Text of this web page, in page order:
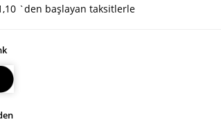
`den başlayan taksitlerle